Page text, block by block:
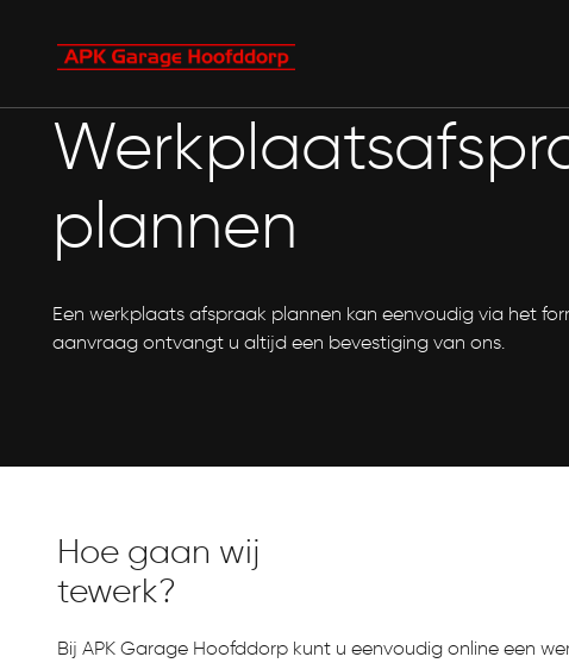
plannen
Een werkplaats afspraak plannen kan eenvoudig via het
aanvraag ontvangt u altijd een bevestiging van ons.
Hoe gaan wij
tewerk?
Bij APK Garage Hoofddorp kunt u eenvoudig online een